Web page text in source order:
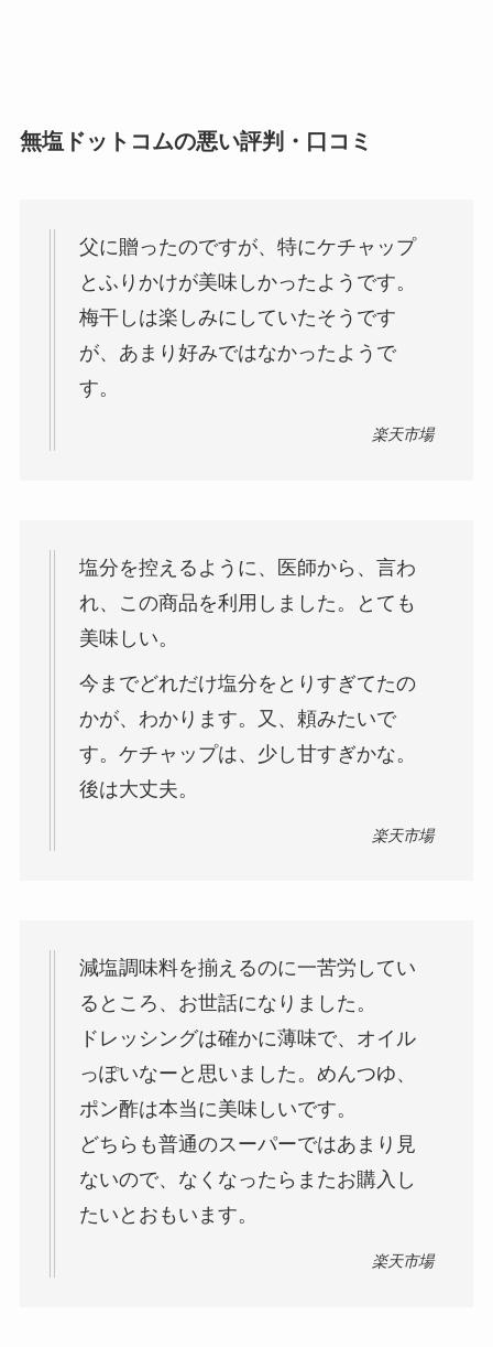
無塩ドットコムの悪い評判・口コミ
父に贈ったのですが、特にケチャップ
とふりかけが美味しかったようです。
梅干しは楽しみにしていたそうです
が、あまり好みではなかったようで
す。
楽天市場
塩分を控えるように、医師から、言わ
れ、この商品を利用しました。とても
美味しい。
今までどれだけ塩分をとりすぎてたの
かが、わかります。又、頼みたいで
す。ケチャップは、少し甘すぎかな。
後は大丈夫。
楽天市場
減塩調味料を揃えるのに一苦労してい
るところ、お世話になりました。
ドレッシングは確かに薄味で、オイル
っぽいなーと思いました。めんつゆ、
ポン酢は本当に美味しいです。
どちらも普通のスーパーではあまり見
ないので、なくなったらまたお購入し
たいとおもいます。
楽天市場